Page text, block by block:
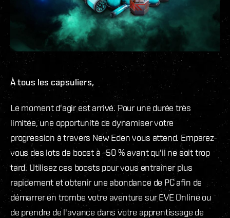
À tous les capsuliers,
Le moment d'agir est arrivé. Pour une durée très
limitée, une opportunité de dynamiser votre
progression à travers New Eden vous attend. Emparez-
vous des lots de boost à -50 % avant qu'il ne soit trop
tard. Utilisez ces boosts pour vous entraîner plus
rapidement et obtenir une abondance de PC afin de
démarrer en trombe votre aventure sur EVE Online ou
de prendre de l'avance dans votre apprentissage de